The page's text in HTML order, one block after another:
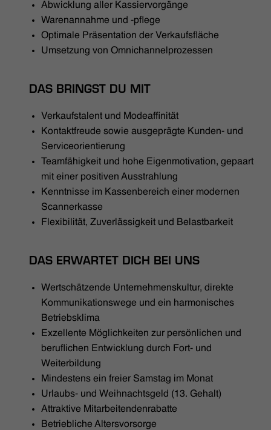
Abwicklung aller Kassiervorgänge
Warenannahme und -pflege
Optimale Präsentation der Verkaufsfläche
Umsetzung von Omnichannelprozessen
DAS BRINGST DU MIT
Verkaufstalent und Modeaffinität
Kontaktfreude sowie ausgeprägte Kunden- und
Serviceorientierung
Teamfähigkeit und hohe Eigenmotivation, gepaart
mit einer positiven Ausstrahlung
Kenntnisse im Kassenbereich einer modernen
Scannerkasse
Flexibilität, Zuverlässigkeit und Belastbarkeit
DAS ERWARTET DICH BEI UNS
Wertschätzende Unternehmenskultur, direkte
Kommunikationswege und ein harmonisches
Betriebsklima
Exzellente Möglichkeiten zur persönlichen und
beruflichen Entwicklung durch Fort- und
Weiterbildung
Mindestens ein freier Samstag im Monat
Urlaubs- und Weihnachtsgeld (13. Gehalt)
Attraktive Mitarbeitendenrabatte
Betriebliche Altersvorsorge